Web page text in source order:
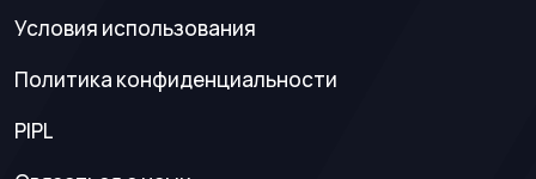
Условия использования
Политика конфиденциальности
PIPL